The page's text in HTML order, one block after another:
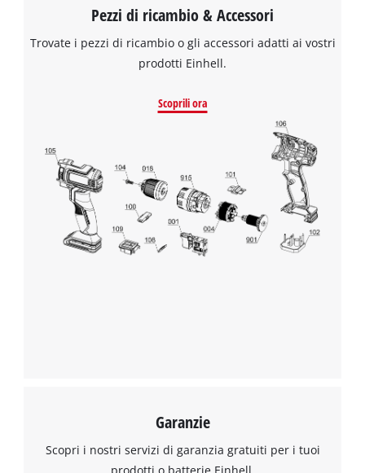
Pezzi di ricambio & Accessori
Trovate i pezzi di ricambio o gli accessori adatti ai vostri
prodotti Einhell.
Scoprili ora
Garanzie
Scopri i nostri servizi di garanzia gratuiti per i tuoi